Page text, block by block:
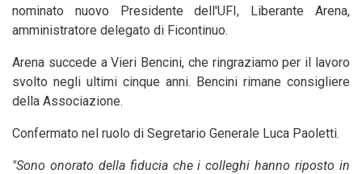
nominato nuovo Presidente dell'UFI, Liberante Arena,
amministratore delegato di Ficontinuo.
Arena succede a Vieri Bencini, che ringraziamo per il lavoro
svolto negli ultimi cinque anni. Bencini rimane consigliere
della Associazione.
Confermato nel ruolo di Segretario Generale Luca Paoletti.
"Sono onorato della fiducia che i colleghi hanno riposto in